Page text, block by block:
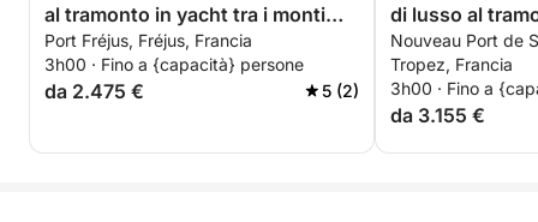
Cannes.
al tramonto in yacht tra i monti
dell'Estérel con aperitivo,
paddleboarding e snorkeling.
Port Fréjus, Fréjus, Francia
3h00 · Fino a {capacità} persone
da 2.475 € 5 (2)
di lusso al
montagne
aperitivo,
snorkeling.
Nouveau Port de
Tropez, Francia
3h00 · Fino a
da 3.155 €